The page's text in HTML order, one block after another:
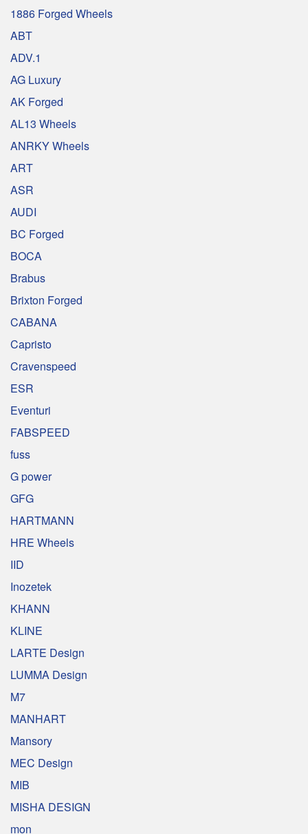
1886 Forged Wheels
ABT
ADV.1
AG Luxury
AK Forged
AL13 Wheels
ANRKY Wheels
ART
ASR
AUDI
BC Forged
BOCA
Brabus
Brixton Forged
CABANA
Capristo
Cravenspeed
ESR
Eventuri
FABSPEED
fuss
G power
GFG
HARTMANN
HRE Wheels
IID
Inozetek
KHANN
KLINE
LARTE Design
LUMMA Design
M7
MANHART
Mansory
MEC Design
MIB
MISHA DESIGN
mon